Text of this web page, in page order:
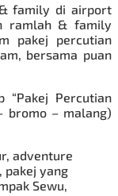
family di airport
ramlah & family
pakej percutian
bersama puan
“Pakej Percutian
bromo – malang)
adventure
pakej yang
Sewu